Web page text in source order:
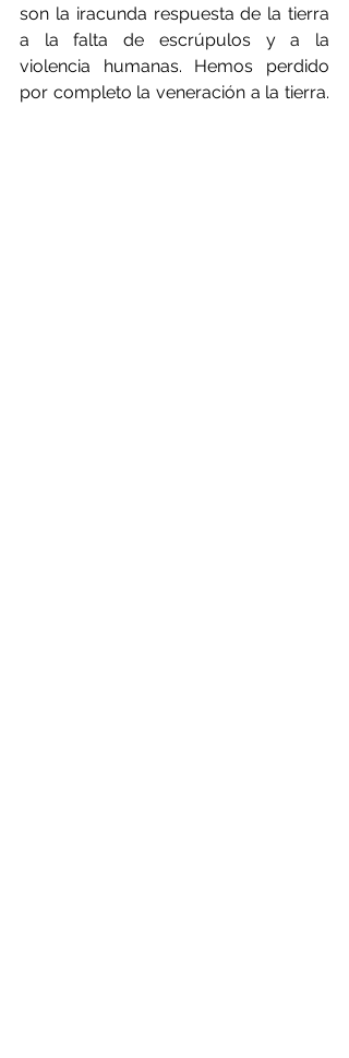
son la iracunda respuesta de la tierra
a la falta de escrúpulos y a la
violencia humanas. Hemos perdido
por completo la veneración a la tierra.